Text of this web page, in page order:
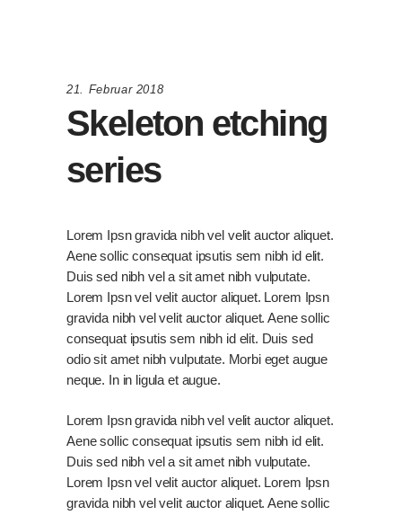
21. Februar 2018
Skeleton etching
series
Lorem Ipsn gravida nibh vel velit auctor aliquet.
Aene sollic consequat ipsutis sem nibh id elit.
Duis sed nibh vel a sit amet nibh vulputate.
Lorem Ipsn vel velit auctor aliquet. Lorem Ipsn
gravida nibh vel velit auctor aliquet. Aene sollic
consequat ipsutis sem nibh id elit. Duis sed
odio sit amet nibh vulputate. Morbi eget augue
neque. In in ligula et augue.
Lorem Ipsn gravida nibh vel velit auctor aliquet.
Aene sollic consequat ipsutis sem nibh id elit.
Duis sed nibh vel a sit amet nibh vulputate.
Lorem Ipsn vel velit auctor aliquet. Lorem Ipsn
gravida nibh vel velit auctor aliquet. Aene sollic